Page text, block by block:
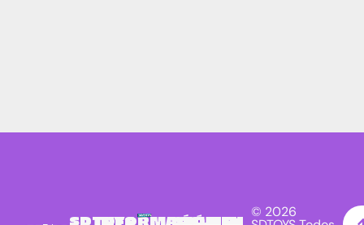
SDTOYS
INFORMACIÓN
SÍGUENOS
NEWSLETTER
© 2026